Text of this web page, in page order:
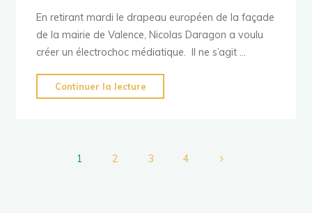
En retirant mardi le drapeau européen de la façade
de la mairie de Valence, Nicolas Daragon a voulu
créer un électrochoc médiatique. Il ne s’agit …
Continuer la lecture
européen
Valence
1 2 3 4